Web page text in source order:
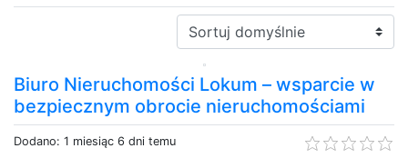
Sortuj:
Biuro Nieruchomości Lokum – wsparcie w
bezpiecznym obrocie nieruchomościami
Dodano: 1 miesiąc 6 dni temu